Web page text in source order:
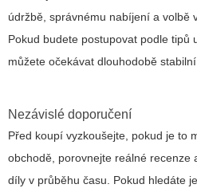
údržbě, správnému nabíjení a volbě
Pokud budete postupovat podle tipů
můžete očekávat dlouhodobě
Nezávislé doporučení
Před koupí vyzkoušejte, pokud je to
obchodě, porovnejte reálné recenze
díly v průběhu času. Pokud hledáte